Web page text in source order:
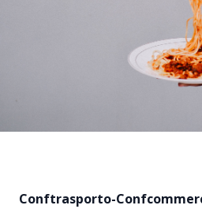
Conftrasporto-